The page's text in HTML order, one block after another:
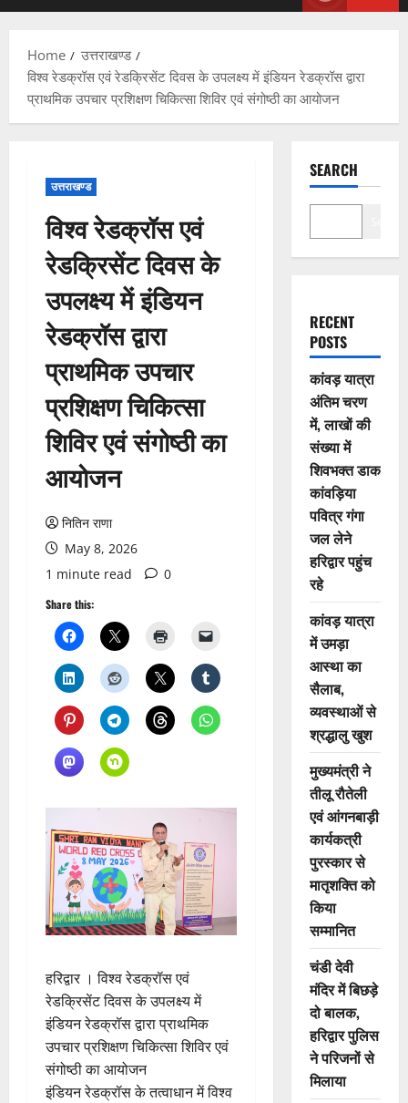
Home
उत्तराखण्ड
विश्व रेडक्रॉस एवं रेडक्रिसेंट दिवस के उपलक्ष्य में इंडियन रेडक्रॉस द्वारा
प्राथमिक उपचार प्रशिक्षण चिकित्सा शिविर एवं संगोष्ठी का आयोजन
उत्तराखण्ड
विश्व रेडक्रॉस एवं
रेडक्रिसेंट दिवस के
उपलक्ष्य में इंडियन
रेडक्रॉस द्वारा
प्राथमिक उपचार
प्रशिक्षण चिकित्सा
शिविर एवं संगोष्ठी का
आयोजन
नितिन राणा
May 8, 2026
1 minute read
0
Share this:
हरिद्वार । विश्व रेडक्रॉस एवं
रेडक्रिसेंट दिवस के उपलक्ष्य में
इंडियन रेडक्रॉस द्वारा प्राथमिक
उपचार प्रशिक्षण चिकित्सा शिविर एवं
संगोष्ठी का आयोजन
इंडियन रेडक्रॉस के तत्वाधान में विश्व
SEARCH
RECENT
POSTS
कांवड़ यात्रा
अंतिम चरण
में, लाखों की
संख्या में
शिवभक्त डाक
कांवड़िया
पवित्र गंगा
जल लेने
हरिद्वार पहुंच
रहे
कांवड़ यात्रा
में उमड़ा
आस्था का
सैलाब,
व्यवस्थाओं से
श्रद्धालु खुश
मुख्यमंत्री ने
तीलू रौतेली
एवं आंगनबाड़ी
कार्यकत्री
पुरस्कार से
मातृशक्ति को
किया
सम्मानित
चंडी देवी
मंदिर में बिछड़े
दो बालक,
हरिद्वार पुलिस
ने परिजनों से
मिलाया